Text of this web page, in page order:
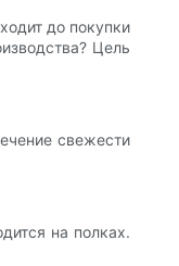
до покупки
Цель
свежести
на полках.